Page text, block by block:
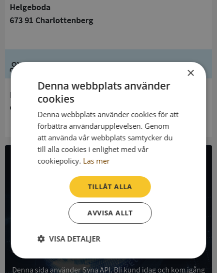
Helgeboda
673 91 Charlottenberg
Ledning
Innehavare
Carlssons Fond, Maria O Oskar
All företagsdata i API
Få all denna företagsinformation i Syna API
Syna API är ett blixtsnabbt API där du kan hämta
registrerade företagsuppgifter, betalningsanmärkningar,
skatteuppgifter och mycket mer på alla Sveriges företag
och personer.
Denna sida använder Syna API. Bli kund idag och kom igång
×
Denna webbplats använder
cookies
Denna webbplats använder cookies för att
förbättra användarupplevelsen. Genom
att använda vår webbplats samtycker du
till alla cookies i enlighet med vår
cookiepolicy. Läs mer
TILLÅT ALLA
AVVISA ALLT
VISA DETALJER
Strikt
nödvändigt
Prestanda Inriktning